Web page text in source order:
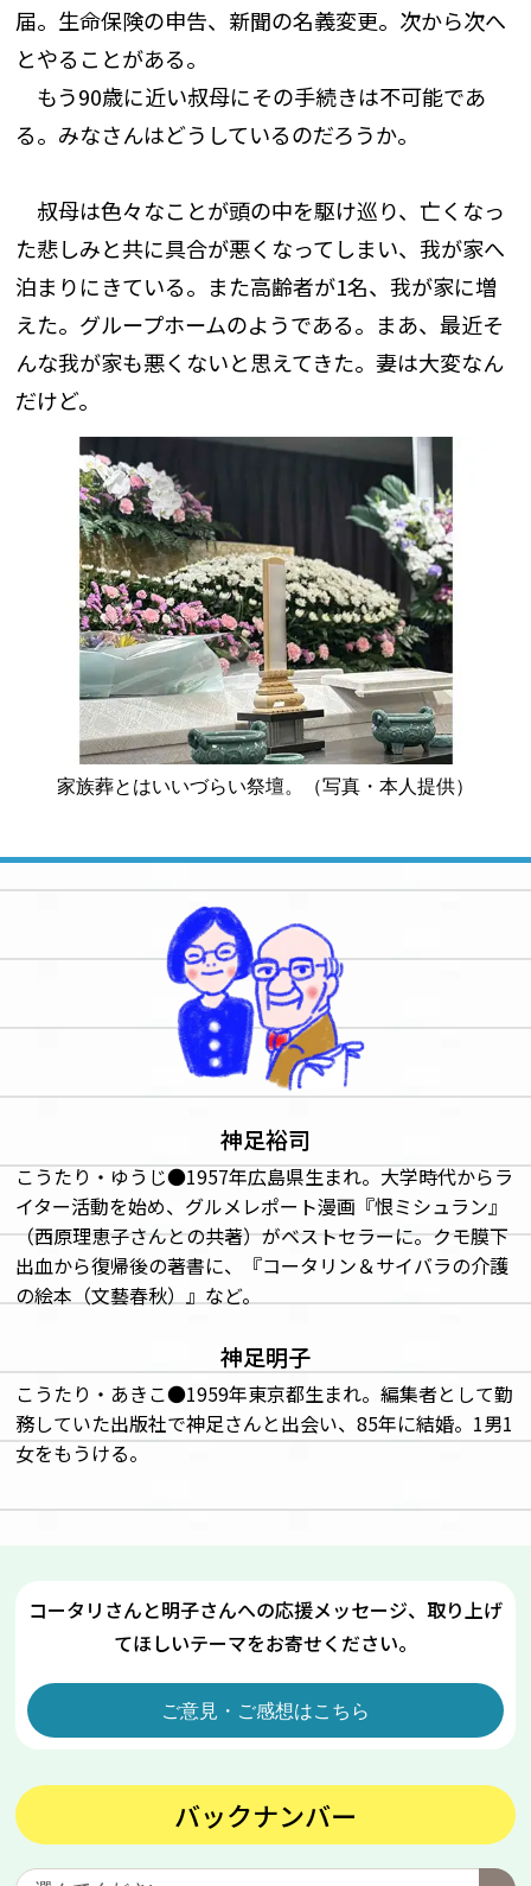
届。生命保険の申告、新聞の名義変更。次から次へ
とやることがある。
もう90歳に近い叔母にその手続きは不可能であ
る。みなさんはどうしているのだろうか。
叔母は色々なことが頭の中を駆け巡り、亡くなっ
た悲しみと共に具合が悪くなってしまい、我が家へ
泊まりにきている。また高齢者が1名、我が家に増
えた。グループホームのようである。まあ、最近そ
んな我が家も悪くないと思えてきた。妻は大変なん
だけど。
家族葬とはいいづらい祭壇。（写真・本人提供）
神足裕司
こうたり・ゆうじ●1957年広島県生まれ。大学時代からラ
イター活動を始め、グルメレポート漫画『恨ミシュラン』
（西原理恵子さんとの共著）がベストセラーに。クモ膜下
出血から復帰後の著書に、『コータリン＆サイバラの介護
の絵本（文藝春秋）』など。
神足明子
こうたり・あきこ●1959年東京都生まれ。編集者として勤
務していた出版社で神足さんと出会い、85年に結婚。1男1
女をもうける。
コータリさんと明子さんへの応援メッセージ、取り上げ
てほしいテーマをお寄せください。
ご意見・ご感想はこちら
バックナンバー